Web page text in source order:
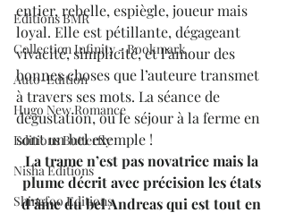
Editions BMR
Collection Infinity - Bookmark
Auto-Edition
Hugo New Romance
Editions Butterfly
Nisha Editions
Shingfoo Editions
entier, rebelle, espiègle, joueur mais
loyal. Elle est pétillante, dégageant
vivacité, simplicité, et l’amour des
bonnes choses que l’auteure transmet
à travers ses mots. La séance de
dégustation, ou le séjour à la ferme en
sont un bel exemple !
La trame n’est pas novatrice mais la
plume décrit avec précision les états
d’âme du bel Andreas qui est tout en